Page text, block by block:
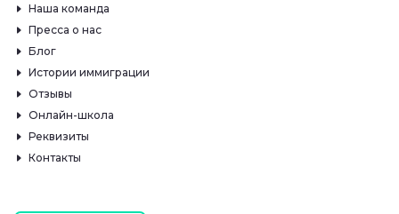
Наша команда
Пресса о нас
Блог
Истории иммиграции
Отзывы
Онлайн-школа
Реквизиты
Контакты